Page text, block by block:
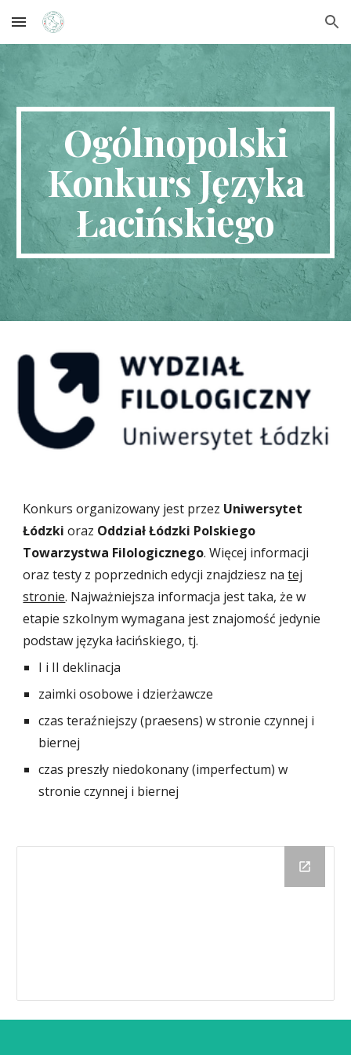
Skip to main content Skip to navigation
Ogólnopolski
Konkurs Języka
Łacińskiego
Konkurs organizowany jest przez Uniwersytet
Łódzki oraz Oddział Łódzki Polskiego
Towarzystwa Filologicznego. Więcej informacji
oraz testy z poprzednich edycji znajdziesz natej
stronie. Najważniejsza informacja jest taka, że w
etapie szkolnym wymagana jest znajomość jedynie
podstaw języka łacińskiego, tj.
I i II deklinacja
zaimki osobowe i dzierżawcze
czas teraźniejszy (praesens) w stronie czynnej i
biernej
czas preszły niedokonany (imperfectum) w
stronie czynnej i biernej